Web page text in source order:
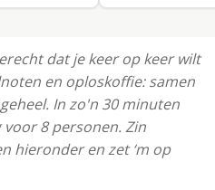
dat je keer op keer wilt
en oploskoffie: samen
In zo'n 30 minuten
8 personen. Zin
hieronder en zet ‘m op